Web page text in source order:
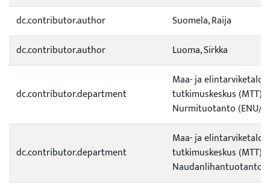
dc.contributor.author
Suomela, Raija
dc.contributor.author
Luoma, Sirkka
dc.contributor.department
Maa- ja
tutkimuskeskus (MTT)
Nurmituotanto (ENU/
dc.contributor.department
Maa- ja
tutkimuskeskus (MTT)
Naudanlihantuotanto